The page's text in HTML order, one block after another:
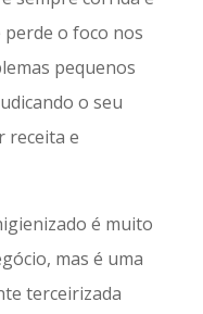
o foco nos
pequenos
o seu
receita e
é muito
mas é uma
terceirizada